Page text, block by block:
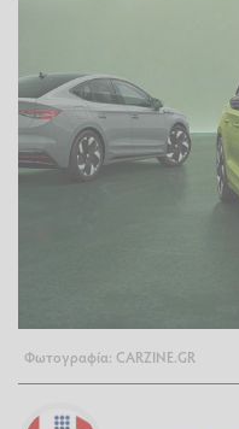
Φωτογραφία: CARZINE.GR